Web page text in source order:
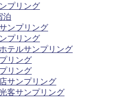
プリング
泊
ンプリング
プリング
テルサンプリング
リング
リング
サンプリング
客サンプリング